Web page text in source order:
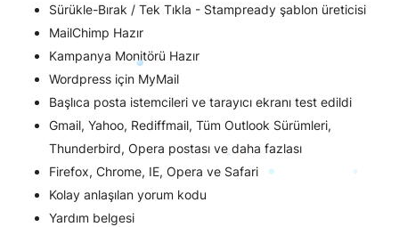
Sürükle-Bırak / Tek Tıkla - Stampready şablon üreticisi
MailChimp Hazır
Kampanya Monitörü Hazır
Wordpress için MyMail
Başlıca posta istemcileri ve tarayıcı ekranı test edildi
Gmail, Yahoo, Rediffmail, Tüm Outlook Sürümleri,
Thunderbird, Opera postası ve daha fazlası
Firefox, Chrome, IE, Opera ve Safari
Kolay anlaşılan yorum kodu
Yardım belgesi